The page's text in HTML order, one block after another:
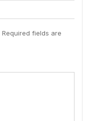
Required fields are